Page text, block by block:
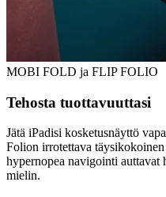
MOBI FOLD ja FLIP FOLIO
Tehosta tuottavuuttasi
Jätä iPadisi kosketusnäyttö
Folion irrotettava
hypernopea navigointi auttavat
mielin.